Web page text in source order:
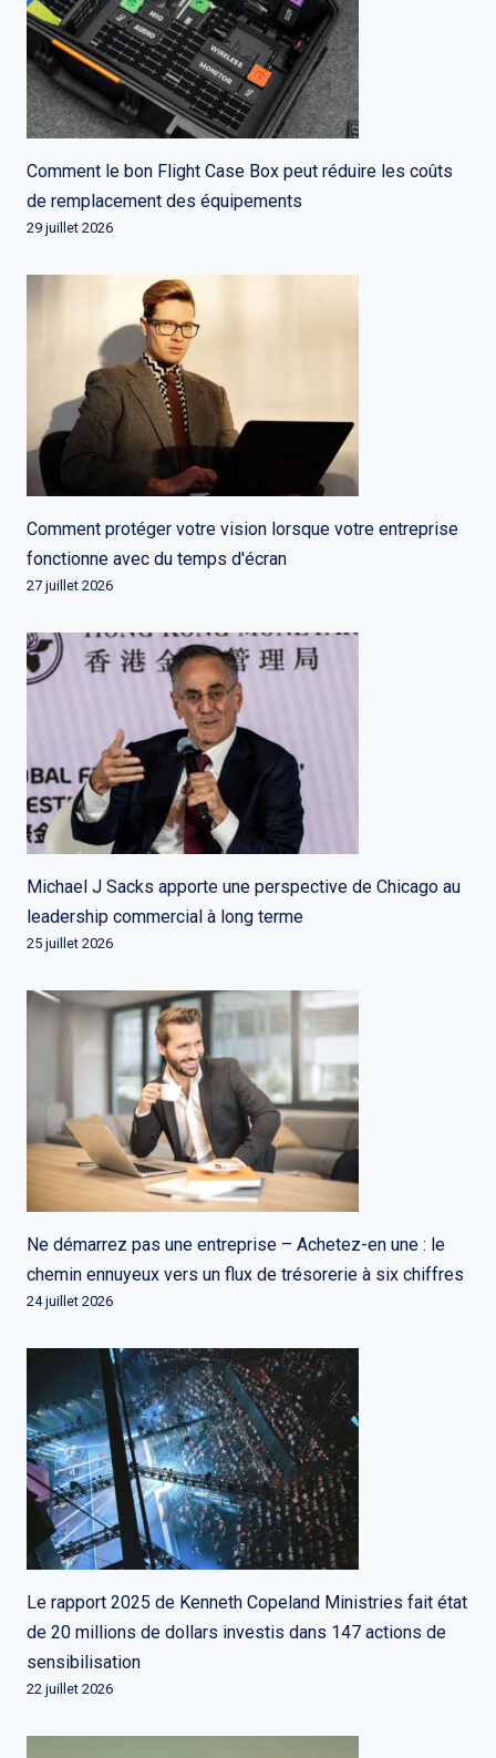
Comment le bon Flight Case Box peut réduire les coûts
de remplacement des équipements
29 juillet 2026
Comment protéger votre vision lorsque votre entreprise
fonctionne avec du temps d'écran
27 juillet 2026
Michael J Sacks apporte une perspective de Chicago au
leadership commercial à long terme
25 juillet 2026
Ne démarrez pas une entreprise – Achetez-en une : le
chemin ennuyeux vers un flux de trésorerie à six chiffres
24 juillet 2026
Le rapport 2025 de Kenneth Copeland Ministries fait état
de 20 millions de dollars investis dans 147 actions de
sensibilisation
22 juillet 2026